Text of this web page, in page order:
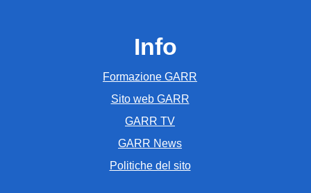
Info
Formazione GARR
Sito web GARR
GARR TV
GARR News
Politiche del sito